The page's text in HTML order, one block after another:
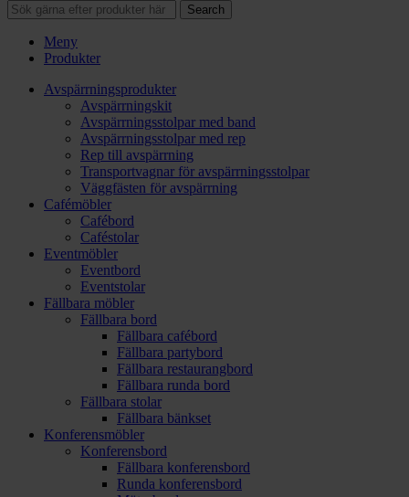
Search
Meny
Produkter
Avspärrningsprodukter
Avspärrningskit
Avspärrningsstolpar med band
Avspärrningsstolpar med rep
Rep till avspärrning
Transportvagnar för avspärrningsstolpar
Väggfästen för avspärrning
Cafémöbler
Cafébord
Caféstolar
Eventmöbler
Eventbord
Eventstolar
Fällbara möbler
Fällbara bord
Fällbara cafébord
Fällbara partybord
Fällbara restaurangbord
Fällbara runda bord
Fällbara stolar
Fällbara bänkset
Konferensmöbler
Konferensbord
Fällbara konferensbord
Runda konferensbord